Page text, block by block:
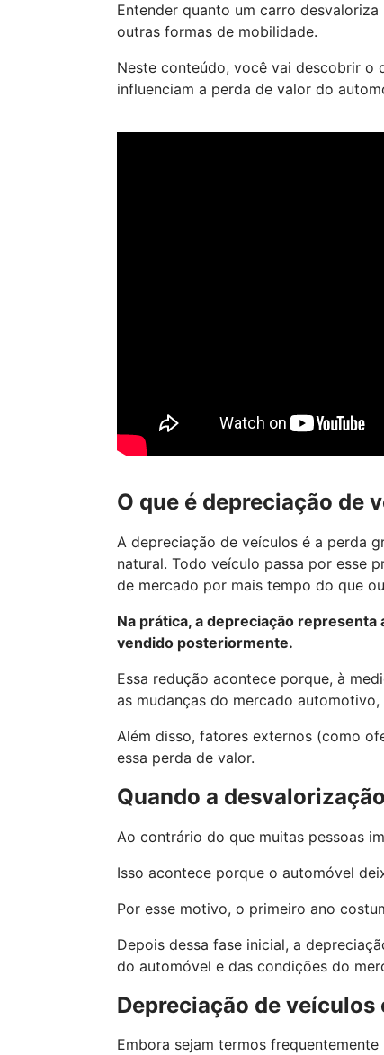
Entender quanto um carro
outras formas de mobilidade.
Neste conteúdo, você vai descobrir o
influenciam a perda de valor do
O que é depreciação de
A depreciação de veículos é a perda
natural. Todo veículo passa por esse
de mercado por mais tempo do que
Na prática, a depreciação
vendido posteriormente.
Essa redução acontece porque, à
as mudanças do mercado
Além disso, fatores externos (como
essa perda de valor.
Quando a
Ao contrário do que muitas pessoas
Isso acontece porque o automóvel
Por esse motivo, o primeiro ano
Depois dessa fase inicial, a
do automóvel e das condições do
Depreciação de
Embora sejam termos